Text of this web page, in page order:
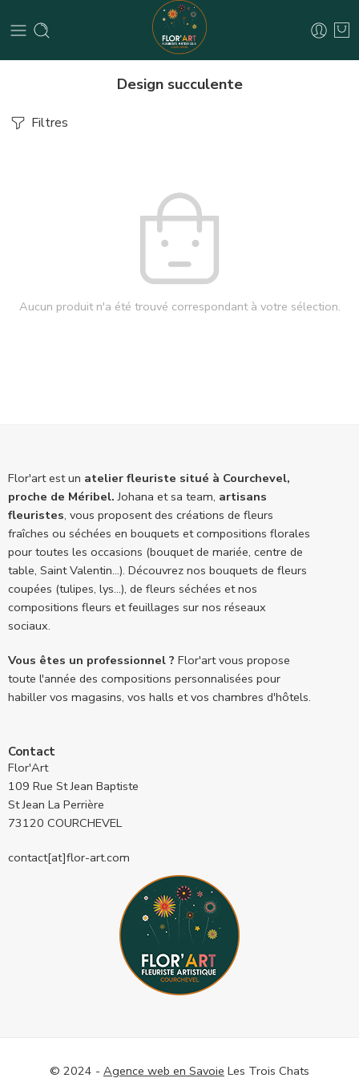
Design succulente
Filtres
Aucun produit n'a été trouvé correspondant à votre sélection.
Flor'art est un atelier fleuriste situé à Courchevel,
proche de Méribel. Johana et sa team, artisans
fleuristes, vous proposent des créations de fleurs
fraîches ou séchées en bouquets et compositions florales
pour toutes les occasions (bouquet de mariée, centre de
table, Saint Valentin...). Découvrez nos bouquets de fleurs
coupées (tulipes, lys...), de fleurs séchées et nos
compositions fleurs et feuillages sur nos réseaux
sociaux.
Vous êtes un professionnel ? Flor'art vous propose
toute l'année des compositions personnalisées pour
habiller vos magasins, vos halls et vos chambres d'hôtels.
Contact
Flor'Art
109 Rue St Jean Baptiste
St Jean La Perrière
73120 COURCHEVEL
contact[at]flor-art.com
© 2024 - Agence web en Savoie Les Trois Chats